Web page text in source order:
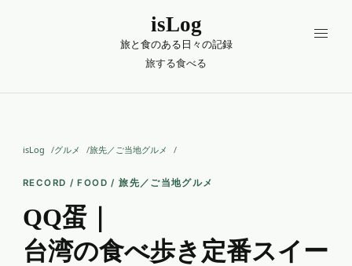
isLog
旅と食のある日々の記録
旅する食べる
isLog グルメ 旅先／ご当地グルメ
RECORD / FOOD / 旅先／ご当地グルメ
QQ蛋｜
台湾の食べ歩き定番スイー